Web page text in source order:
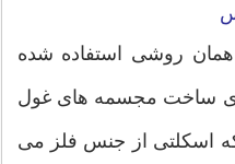
روشی استفاده شده
ساخت مجسمه های غول
اسکلتی از جنس فلز می